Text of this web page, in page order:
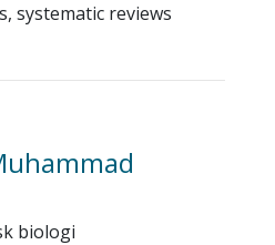
systematic reviews
biologi